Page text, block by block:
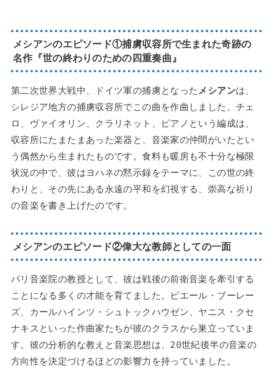
メシアンのエピソード①捕虜収容所で生まれた奇跡の
名作『世の終わりのための四重奏曲』
第二次世界大戦中、ドイツ軍の捕虜となったメシアンは、
シレジア地方の捕虜収容所でこの曲を作曲しました。チェ
ロ、ヴァイオリン、クラリネット、ピアノという編成は、
収容所にたまたまあった楽器と、音楽家の仲間がいたとい
う偶然から生まれたものです。食料も暖房も不十分な極限
状況の中で、彼はヨハネの黙示録をテーマに、この世の終
わりと、その先にある永遠の平和を幻視する、崇高な祈り
の音楽を書き上げたのです。
メシアンのエピソード②偉大な教師としての一面
パリ音楽院の教授として、彼は戦後の前衛音楽を牽引する
ことになる多くの才能を育てました。ピエール・ブーレー
ズ、カールハインツ・シュトックハウゼン、ヤニス・クセ
ナキスといった作曲家たちが彼のクラスから巣立っていま
す。彼の分析的な教えと音楽思想は、20世紀後半の音楽の
方向性を決定づけるほどの影響力を持っていました。